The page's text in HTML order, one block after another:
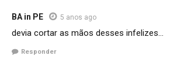
BA in PE 5 anos ago
devia cortar as mãos desses infelizes…
Responder